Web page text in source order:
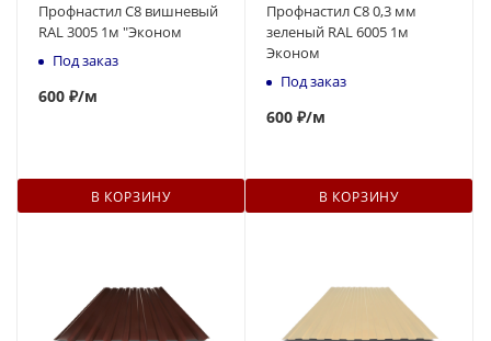
Профнастил С8 вишневый
RAL 3005 1м "Эконом
Под заказ
600 ₽/м
В КОРЗИНУ
Профнастил С8 0,3 мм
зеленый RAL 6005 1м
Эконом
Под заказ
600 ₽/м
В КОРЗИНУ